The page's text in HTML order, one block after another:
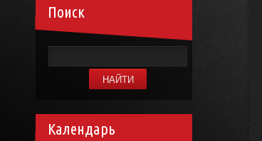
Поиск
Календарь